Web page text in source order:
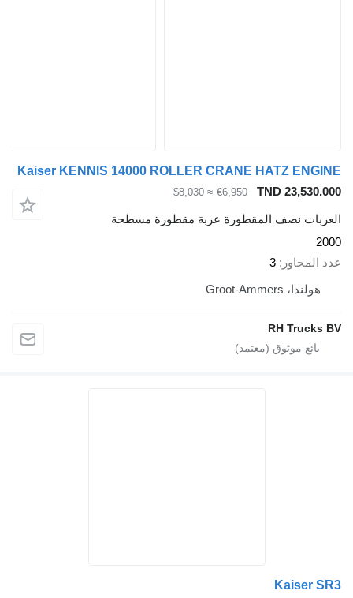
Kaiser KENNIS 14000 ROLLER CRANE HATZ ENGINE
TND 23,530.000
€6,950
≈ $8,030
العربات نصف المقطورة عربة مقطورة مسطحة
2000
عدد المحاور
3
هولندا، Groot-Ammers
RH Trucks BV
Kaiser SR3